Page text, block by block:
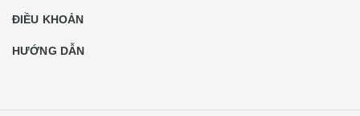
ĐIỀU KHOẢN
HƯỚNG DẪN